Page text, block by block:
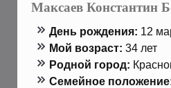
Максаев Константин
День рождения: 12
Мой возраст: 34 лет
Роднοй гοрод:
Семейнοе